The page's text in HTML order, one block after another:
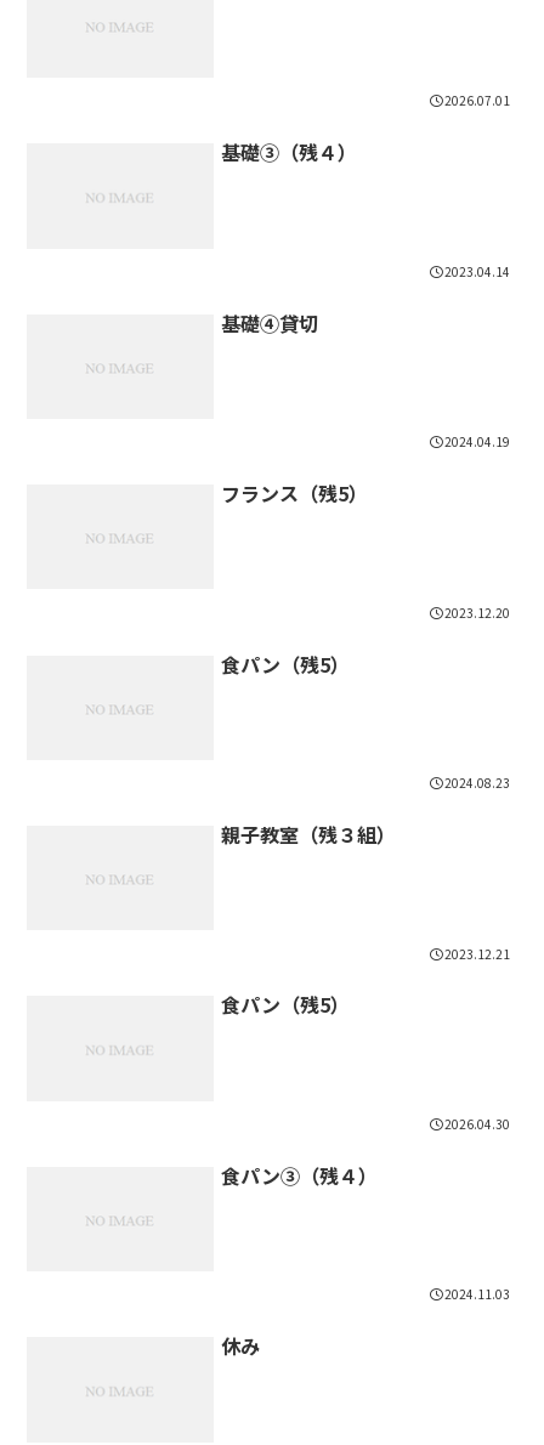
2026.07.01
基礎③（残４）
2023.04.14
基礎④貸切
2024.04.19
フランス（残5）
2023.12.20
食パン（残5）
2024.08.23
親子教室（残３組）
2023.12.21
食パン（残5）
2026.04.30
食パン③（残４）
2024.11.03
休み